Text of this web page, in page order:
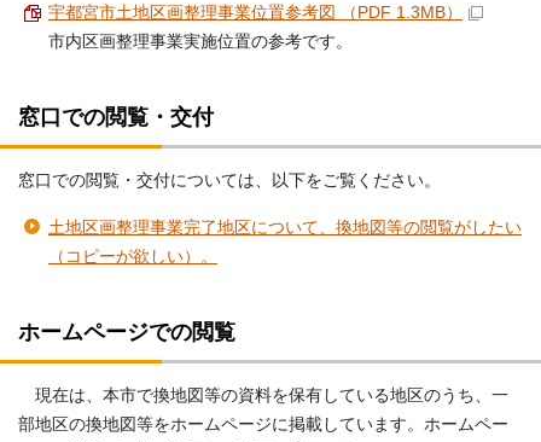
宇都宮市土地区画整理事業位置参考図 （PDF 1.3MB）
市内区画整理事業実施位置の参考です。
窓口での閲覧・交付
窓口での閲覧・交付については、以下をご覧ください。
土地区画整理事業完了地区について、換地図等の閲覧がしたい
（コピーが欲しい）。
ホームページでの閲覧
現在は、本市で換地図等の資料を保有している地区のうち、一
部地区の換地図等をホームページに掲載しています。ホームペー